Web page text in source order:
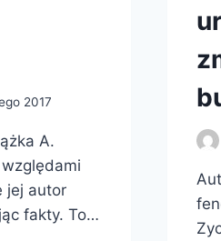
2017
A.
jej autor
fakty. To…